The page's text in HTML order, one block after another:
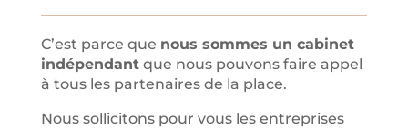
C’est parce que nous sommes un cabinet
indépendantque nous pouvons faire appel
à tous les partenaires de la place.
Nous sollicitons pour vous les entreprises